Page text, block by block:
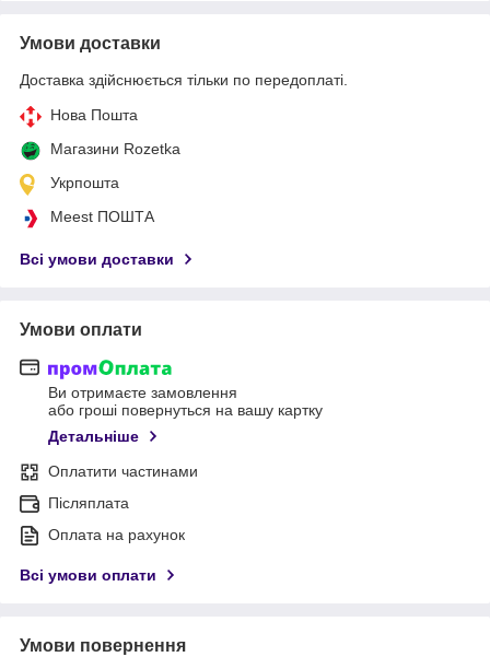
Умови доставки
Доставка здійснюється тільки по передоплаті.
Нова Пошта
Магазини Rozetka
Укрпошта
Meest ПОШТА
Всі умови доставки
Умови оплати
Ви отримаєте замовлення
або гроші повернуться на вашу картку
Детальніше
Оплатити частинами
Післяплата
Оплата на рахунок
Всі умови оплати
Умови повернення